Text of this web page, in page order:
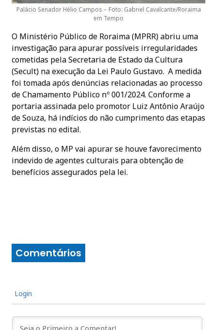
Palácio Senador Hélio Campos – Foto: Gabriel Cavalcante/Roraima
em Tempo
O Ministério Público de Roraima (MPRR) abriu uma
investigação para apurar possíveis irregularidades
cometidas pela Secretaria de Estado da Cultura
(Secult) na execução da Lei Paulo Gustavo. A medida
foi tomada após denúncias relacionadas ao processo
de Chamamento Público nº 001/2024. Conforme a
portaria assinada pelo promotor Luiz Antônio Araújo
de Souza, há indícios do não cumprimento das etapas
previstas no edital.
Além disso, o MP vai apurar se houve favorecimento
indevido de agentes culturais para obtenção de
benefícios assegurados pela lei.
Comentários
Login